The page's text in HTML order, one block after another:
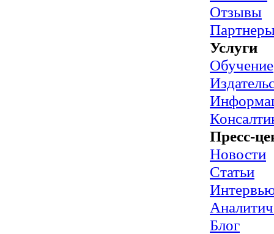
Отзывы
Услуги
Обучение
Пресс-
Новости
Статьи
Блог